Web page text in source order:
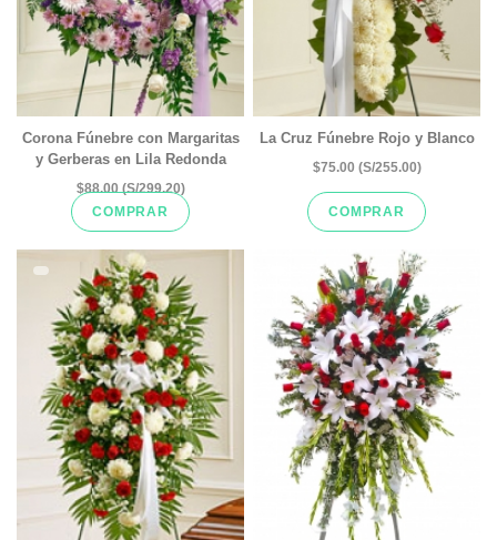
Corona Fúnebre con Margaritas
y Gerberas en Lila Redonda
$88.00 (S/299.20)
COMPRAR
La Cruz Fúnebre Rojo y Blanco
$75.00 (S/255.00)
COMPRAR